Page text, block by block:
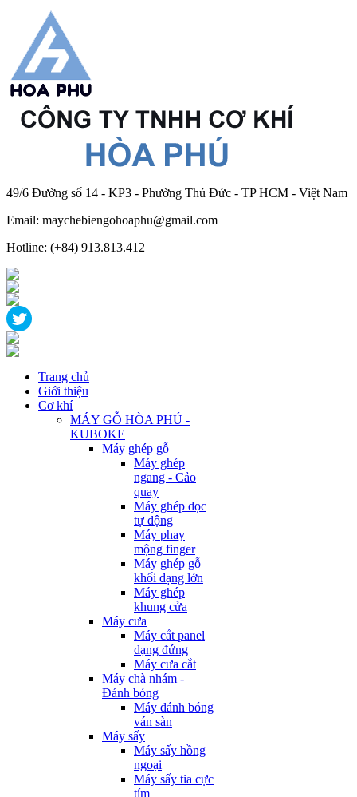
49/6 Đường số 14 - KP3 - Phường Thủ Đức - TP HCM - Việt Nam
Email: maychebiengohoaphu@gmail.com
Hotline: (+84) 913.813.412
Trang chủ
Giới thiệu
Cơ khí
MÁY GỖ HÒA PHÚ -
KUBOKE
Máy ghép gỗ
Máy ghép
ngang - Cảo
quay
Máy ghép dọc
tự động
Máy phay
mộng finger
Máy ghép gỗ
khối dạng lớn
Máy ghép
khung cửa
Máy cưa
Máy cắt panel
dạng đứng
Máy cưa cắt
Máy chà nhám -
Đánh bóng
Máy đánh bóng
ván sàn
Máy sấy
Máy sấy hồng
ngoại
Máy sấy tia cực
tím